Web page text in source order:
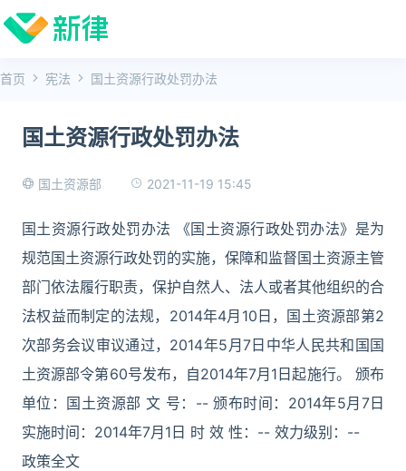
首页 宪法 国土资源行政处罚办法
国土资源行政处罚办法
国土资源部 2021-11-19 15:45
国土资源行政处罚办法 《国土资源行政处罚办法》是为
规范国土资源行政处罚的实施，保障和监督国土资源主管
部门依法履行职责，保护自然人、法人或者其他组织的合
法权益而制定的法规，2014年4月10日，国土资源部第2
次部务会议审议通过，2014年5月7日中华人民共和国国
土资源部令第60号发布，自2014年7月1日起施行。 颁布
单位：国土资源部 文 号：-- 颁布时间：2014年5月7日
实施时间：2014年7月1日 时 效 性：-- 效力级别：--
政策全文